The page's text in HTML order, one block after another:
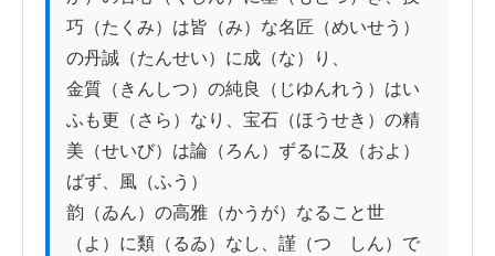
巧（たくみ）は皆（み）な名匠（めいせう）
の丹誠（たんせい）に成（な）り、
金質（きんしつ）の純良（じゆんれう）はい
ふも更（さら）なり、宝石（ほうせき）の精
美（せいび）は論（ろん）ずるに及（およ）
ばず、風（ふう）
韵（ゐん）の高雅（かうが）なること世
（よ）に類（るゐ）なし、謹（つゝしん）で